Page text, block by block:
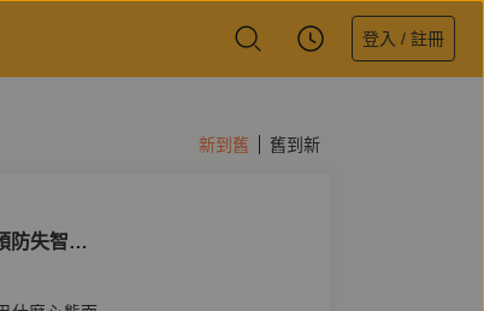
登入 / 註冊
新到舊 舊到新
防失智，